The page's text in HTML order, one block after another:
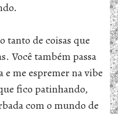
tanto de coisas que
Você também passa
e me espremer na vibe
fico patinhando,
com o mundo de